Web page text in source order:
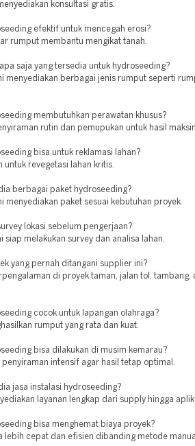
konsultasi gratis.
efektif untuk mencegah erosi?
rumput membantu mengikat tanah.
saja yang tersedia untuk hydroseeding?
menyediakan berbagai jenis rumput seperti
membutuhkan perawatan khusus?
rutin dan pemupukan untuk hasil
bisa untuk reklamasi lahan?
untuk revegetasi lahan kritis.
berbagai paket hydroseeding?
menyediakan paket sesuai kebutuhan proyek.
lokasi sebelum pengerjaan?
siap melakukan survey dan analisa lahan.
yang pernah ditangani supplier ini?
di proyek taman, jalan tol, tambang,
cocok untuk lapangan olahraga?
rumput yang rata dan kuat.
bisa dilakukan di musim kemarau?
penyiraman intensif agar hasil tetap optimal.
jasa instalasi hydroseeding?
layanan lengkap dari supply hingga
bisa menghemat biaya proyek?
lebih cepat dan efisien dibanding metode